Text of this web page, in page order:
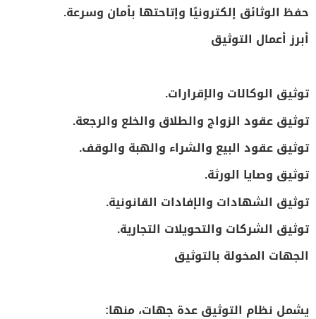
حفظ الوثائق إلكترونيًا وإتاحتها بأمان وسرعة.
أبرز أعمال التوثيق
توثيق الوكالات والإقرارات.
توثيق عقود الزواج والطلاق والخلع والرجعة.
توثيق عقود البيع والشراء والهبة والوقف.
توثيق وصايا الورثة.
توثيق الشهادات والإفادات القانونية.
توثيق الشركات والتحويلات التجارية.
الجهات المخولة بالتوثيق
يشمل نظام التوثيق عدة جهات، منها: